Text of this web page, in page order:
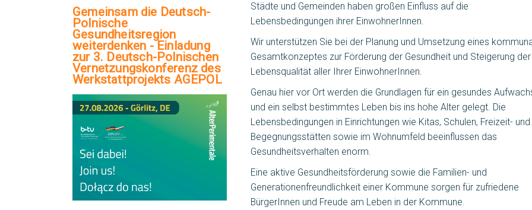
Städte und Gemeinden haben großen Einfluss auf die
Lebensbedingungen ihrer EinwohnerInnen.
Wir unterstützen Sie bei der Planung und Umsetzung eines
Gesamtkonzeptes zur Förderung der Gesundheit und Steigerung der
Lebensqualität aller Ihrer EinwohnerInnen.
Genau hier vor Ort werden die Grundlagen für ein gesundes
und ein selbst bestimmtes Leben bis ins hohe Alter gelegt. Die
Lebensbedingungen in Einrichtungen wie Kitas, Schulen, Freizeit- und
Begegnungsstätten sowie im Wohnumfeld beeinflussen das
Gesundheitsverhalten enorm.
Eine aktive Gesundheitsförderung sowie die Familien- und
Generationenfreundlichkeit einer Kommune sorgen für zufriedene
BürgerInnen und Freude am Leben in der Kommune.
Gemeinsam die Deutsch-
Polnische
Gesundheitsregion
weiterdenken - Einladung
zur 3. Deutsch-Polnischen
Vernetzungskonferenz des
Werkstattprojekts AGEPOL